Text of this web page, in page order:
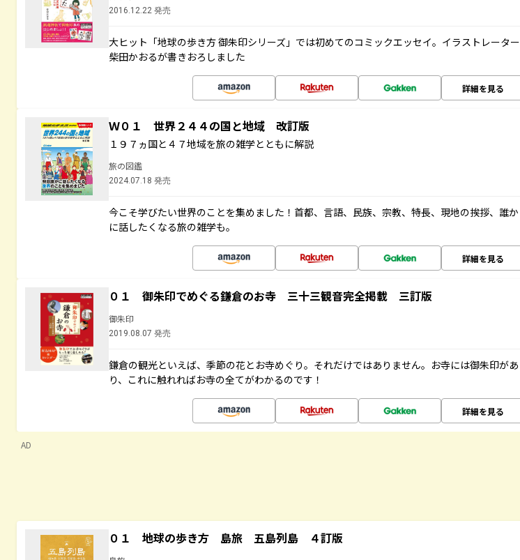
2016.12.22 発売
大ヒット「地球の歩き方 御朱印シリーズ」では初めてのコミックエッセイ。イラストレーター
柴田かおるが書きおろしました
詳細を見る
Ｗ０１ 世界２４４の国と地域 改訂版
１９７ヵ国と４７地域を旅の雑学とともに解説
旅の図鑑
2024.07.18 発売
今こそ学びたい世界のことを集めました！首都、言語、民族、宗教、特長、現地の挨拶、誰か
に話したくなる旅の雑学も。
詳細を見る
０１ 御朱印でめぐる鎌倉のお寺 三十三観音完全掲載 三訂版
御朱印
2019.08.07 発売
鎌倉の観光といえば、季節の花とお寺めぐり。それだけではありません。お寺には御朱印があ
り、これに触れればお寺の全てがわかるのです！
詳細を見る
AD
０１ 地球の歩き方 島旅 五島列島 ４訂版